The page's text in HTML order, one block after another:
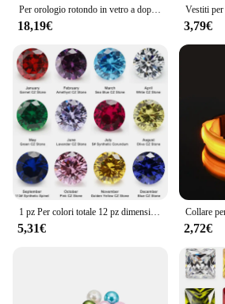
Per orologio rotondo in vetro a doppia cupola serie Rado Centrix Crystal 37.9/27.8/32.9/39.8mm
18,19€ 3,79€
5,31€ 2,72€